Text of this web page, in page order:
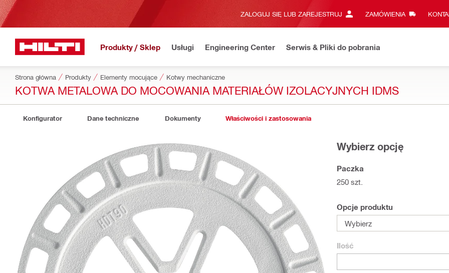
ZALOGUJ SIĘ LUB ZAREJESTRUJ ZAMÓWIENIA
Produkty / Sklep Usługi Engineering Center Serwis & Pliki do pobrania
Strona główna Produkty Elementy mocujące Kotwy mechaniczne
KOTWA METALOWA DO MOCOWANIA MATERIAŁÓW IZOLACYJNYCH IDMS
Konfigurator Dane techniczne Dokumenty Właściwości i zastosowania
Wybierz opcję
Paczka
250 szt.
Opcje produktu
Wybierz
Ilość